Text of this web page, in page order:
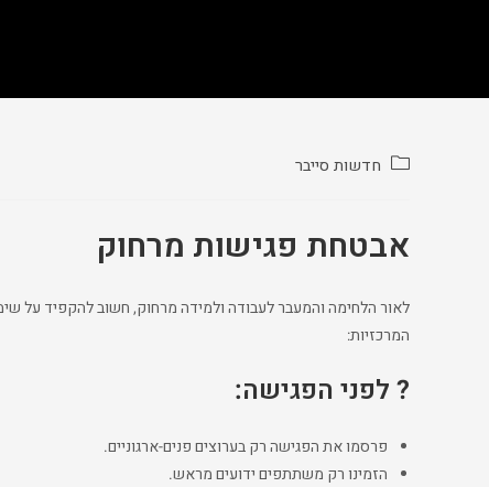
חדשות סייבר
אבטחת פגישות מרחוק
המרכזיות:
? לפני הפגישה:
פרסמו את הפגישה רק בערוצים פנים-ארגוניים.
הזמינו רק משתתפים ידועים מראש.